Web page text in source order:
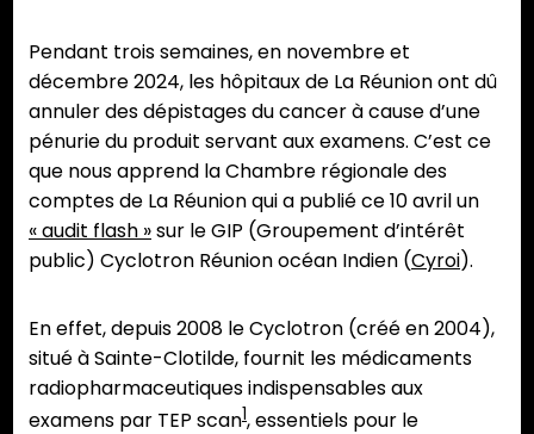
Pendant trois semaines, en novembre et
décembre 2024, les hôpitaux de La Réunion ont dû
annuler des dépistages du cancer à cause d’une
pénurie du produit servant aux examens. C’est ce
que nous apprend la Chambre régionale des
comptes de La Réunion qui a publié ce 10 avril un
« audit flash »sur le GIP (Groupement d’intérêt
public) Cyclotron Réunion océan Indien (Cyroi).
En effet, depuis 2008 le Cyclotron (créé en 2004),
situé à Sainte-Clotilde, fournit les médicaments
radiopharmaceutiques indispensables aux
examens par TEP scan1, essentiels pour le